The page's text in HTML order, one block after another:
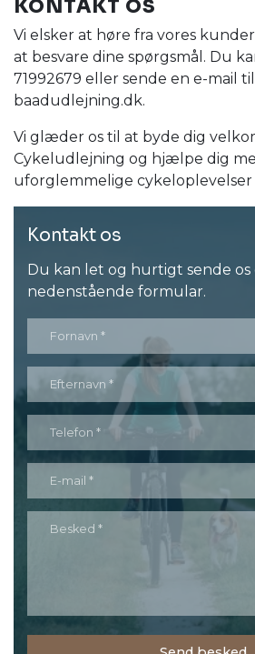
KONTAKT OS
Vi elsker at høre fra vores
at besvare dine spørgsmål. Du
71992679 eller sende en e-mail
baadudlejning.dk.
Vi glæder os til at byde dig
Cykeludlejning og hjælpe dig
uforglemmelige cykeloplevelser
Kontakt os
Du kan let og hurtigt sende os
nedenstående formular.